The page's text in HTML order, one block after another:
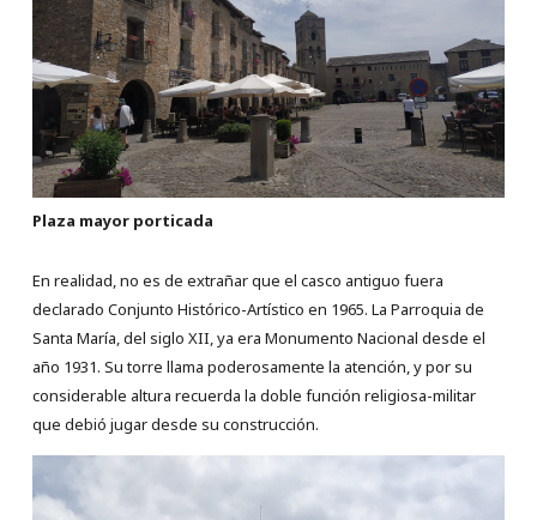
Plaza mayor porticada
En realidad, no es de extrañar que el casco antiguo fuera
declarado Conjunto Histórico-Artístico en 1965. La Parroquia de
Santa María, del siglo XII, ya era Monumento Nacional desde el
año 1931. Su torre llama poderosamente la atención, y por su
considerable altura recuerda la doble función religiosa-militar
que debió jugar desde su construcción.